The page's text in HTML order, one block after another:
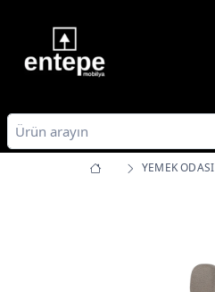
YEMEK ODASI